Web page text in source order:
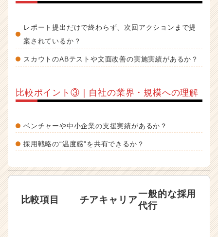
レポート提出だけで終わらず、次回アクションまで提
案されているか？
スカウトのABテストや文面改善の実施実績があるか？
比較ポイント③｜自社の業界・規模への理解
ベンチャーや中小企業の支援実績があるか？
採用戦略の“温度感”を共有できるか？
比較項目 チアキャリア
一般的な採用
代行